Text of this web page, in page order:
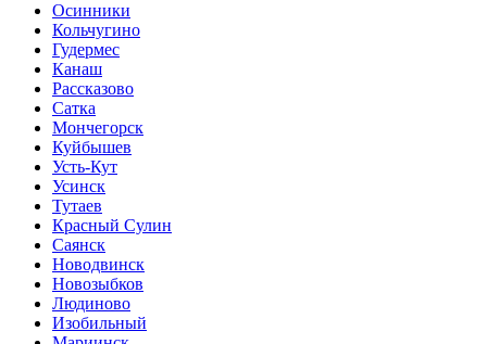
Осинники
Кольчугино
Гудермес
Канаш
Рассказово
Сатка
Мончегорск
Куйбышев
Усть-Кут
Усинск
Тутаев
Красный Сулин
Саянск
Новодвинск
Новозыбков
Людиново
Изобильный